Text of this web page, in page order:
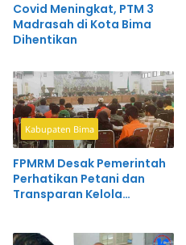
Covid Meningkat, PTM 3
Madrasah di Kota Bima
Dihentikan
Kabupaten Bima
FPMRM Desak Pemerintah
Perhatikan Petani dan
Transparan Kelola